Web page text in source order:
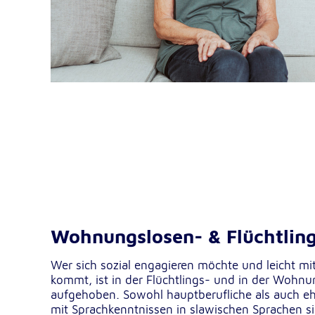
Wohnungslosen- &
Wer sich sozial engagieren möchte und leicht
kommt, ist in der Flüchtlings- und in der
aufgehoben. Sowohl hauptberufliche als auch
mit Sprachkenntnissen in slawischen Sprachen
Dieser Cookie speichert die
Einverständnis-Optionen des
Cookie Laufzeit: 1 Jahr
Anbieter: Google LLC
Zweck:
Erhebung von Statistiken zur
Nutzung
Cookie Laufzeit: 24 Stunden - 2 Jahre